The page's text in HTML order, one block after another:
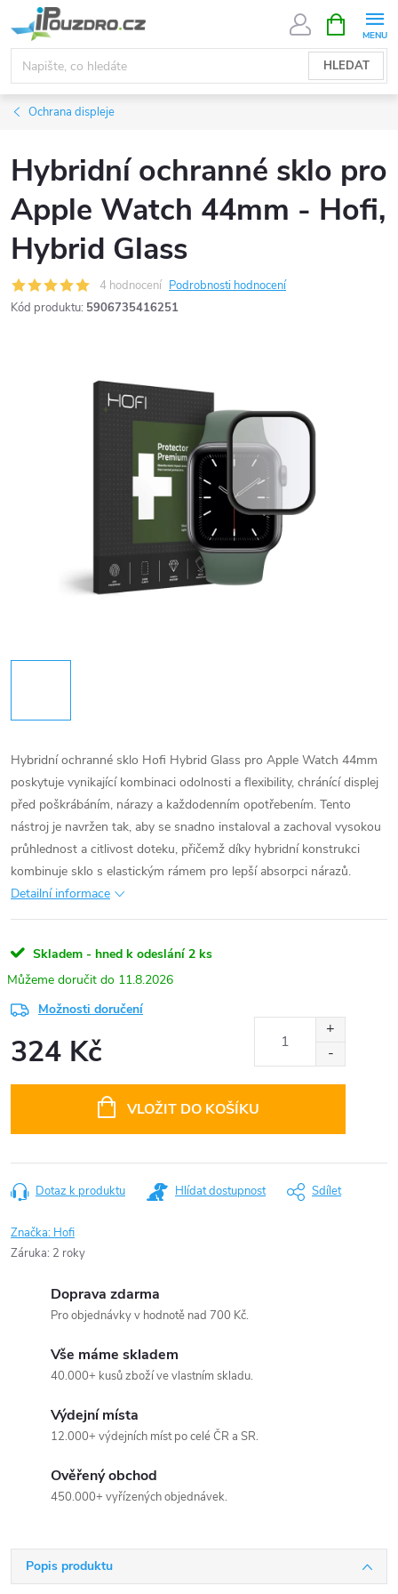
na
obsah
HLEDAT
NÁKUPNÍ
KOŠÍK
Ochrana displeje
Hybridní ochranné sklo pro
Apple Watch 44mm - Hofi,
Hybrid Glass
4 hodnocení Podrobnosti hodnocení
Kód produktu: 5906735416251
Hybridní ochranné sklo Hofi Hybrid Glass pro Apple Watch 44mm
poskytuje vynikající kombinaci odolnosti a flexibility, chránící displej
před poškrábáním, nárazy a každodenním opotřebením. Tento
nástroj je navržen tak, aby se snadno instaloval a zachoval vysokou
průhlednost a citlivost doteku, přičemž díky hybridní konstrukci
kombinuje sklo s elastickým rámem pro lepší absorpci nárazů.
Detailní informace
Skladem - hned k odeslání 2 ks
11.8.2026
Možnosti doručení
324 Kč
VLOŽIT DO KOŠÍKU
Dotaz k produktu Hlídat dostupnost Sdílet
Značka: Hofi
Záruka: 2 roky
Doprava zdarma
Pro objednávky v hodnotě nad 700 Kč.
Vše máme skladem
40.000+ kusů zboží ve vlastním skladu.
Výdejní místa
12.000+ výdejních míst po celé ČR a SR.
Ověřený obchod
450.000+ vyřízených objednávek.
Popis produktu